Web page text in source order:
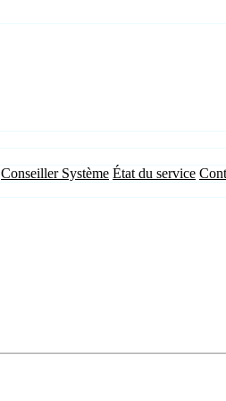
Conseiller Système État du service